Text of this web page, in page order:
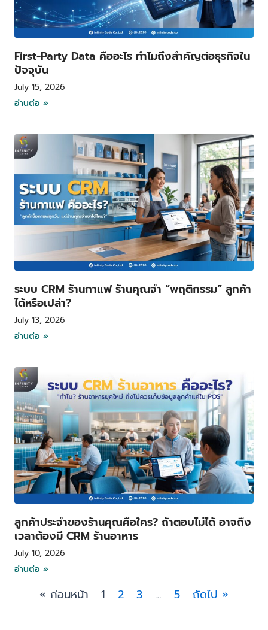
First-Party Data คืออะไร ทำไมถึงสำคัญต่อธุรกิจใน
ปัจจุบัน
July 15, 2026
อ่านต่อ »
ระบบ CRM ร้านกาแฟ ร้านคุณจำ “พฤติกรรม” ลูกค้า
ได้หรือเปล่า?
July 13, 2026
อ่านต่อ »
ลูกค้าประจำของร้านคุณคือใคร? ถ้าตอบไม่ได้ อาจถึง
เวลาต้องมี CRM ร้านอาหาร
July 10, 2026
อ่านต่อ »
« ก่อนหน้า 1 2 3 … 5 ถัดไป »